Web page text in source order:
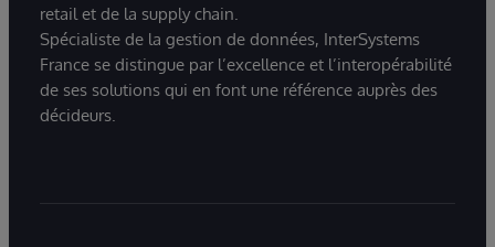
retail et de la supply chain.
Spécialiste de la gestion de données, InterSystems
France se distingue par l’excellence et l’interopérabilité
de ses solutions qui en font une référence auprès des
décideurs.